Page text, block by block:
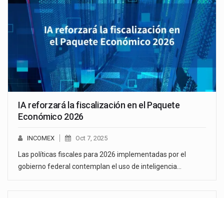
IA reforzará la fiscalización en el Paquete
Económico 2026
INCOMEX Oct 7, 2025
Las políticas fiscales para 2026 implementadas por el
gobierno federal contemplan el uso de inteligencia…